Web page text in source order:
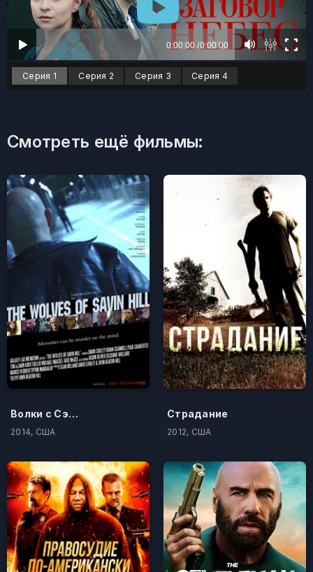
Серия 1 Серия 2 Серия 3 Серия 4
Смотреть ещё фильмы:
Волки с Сэйвин-Хилл
2014, США
Страдание
2012, США